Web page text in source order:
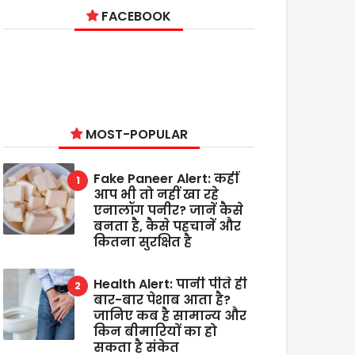
FACEBOOK
MOST-POPULAR
Fake Paneer Alert: कहीं
आप भी तो नहीं खा रहे
एनालॉग पनीर? जानें कैसे
बनता है, कैसे पहचानें और
कितना सुरक्षित है
Health Alert: पानी पीते ही
बार-बार पेशाब आता है?
जानिए कब है सामान्य और
किन बीमारियों का हो
सकता है संकेत